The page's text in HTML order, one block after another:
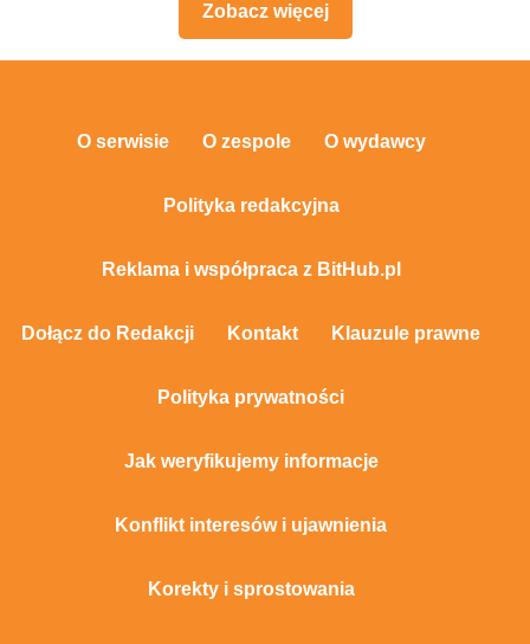
Zobacz więcej
O serwisie O zespole O wydawcy
Polityka redakcyjna
Reklama i współpraca z BitHub.pl
Dołącz do Redakcji Kontakt Klauzule prawne
Polityka prywatności
Jak weryfikujemy informacje
Konflikt interesów i ujawnienia
Korekty i sprostowania